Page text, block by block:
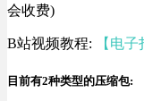
会收费)
B站视频教程: 【电
目前有2种类型的压缩包: